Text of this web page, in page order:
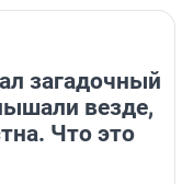
загадочный
везде,
Что это